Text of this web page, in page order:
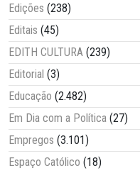
Edições (238)
Editais (45)
EDITH CULTURA (239)
Editorial (3)
Educação (2.482)
Em Dia com a Política (27)
Empregos (3.101)
Espaço Católico (18)